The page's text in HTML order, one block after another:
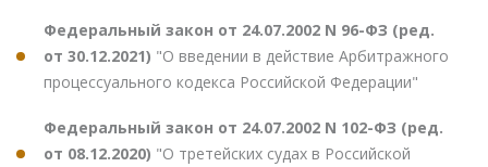
Федеральный закон от 24.07.2002 N 96-ФЗ (ред.
от 30.12.2021) "О введении в действие Арбитражного
процессуального кодекса Российской Федерации"
Федеральный закон от 24.07.2002 N 102-ФЗ (ред.
от 08.12.2020) "О третейских судах в Российской